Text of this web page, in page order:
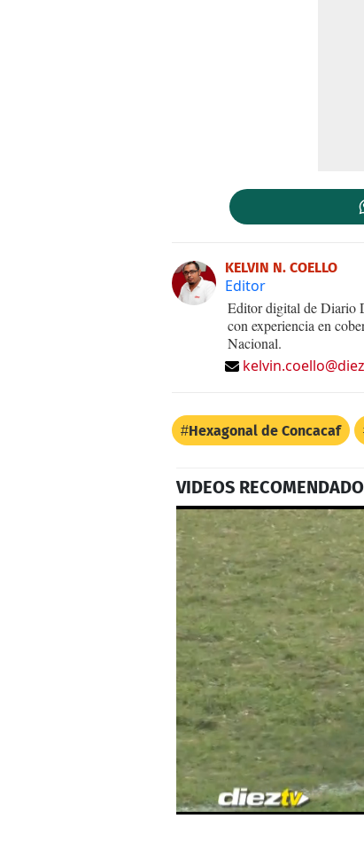
KELVIN N. COELLO
Editor
Editor digital de Diario
con experiencia en
Nacional.
Hexagonal de Concacaf
VIDEOS